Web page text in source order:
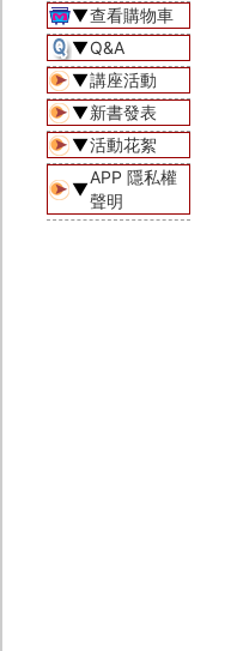
▼查看購物車
▼Q&A
▼講座活動
▼新書發表
▼活動花絮
▼
APP 隱私權
聲明